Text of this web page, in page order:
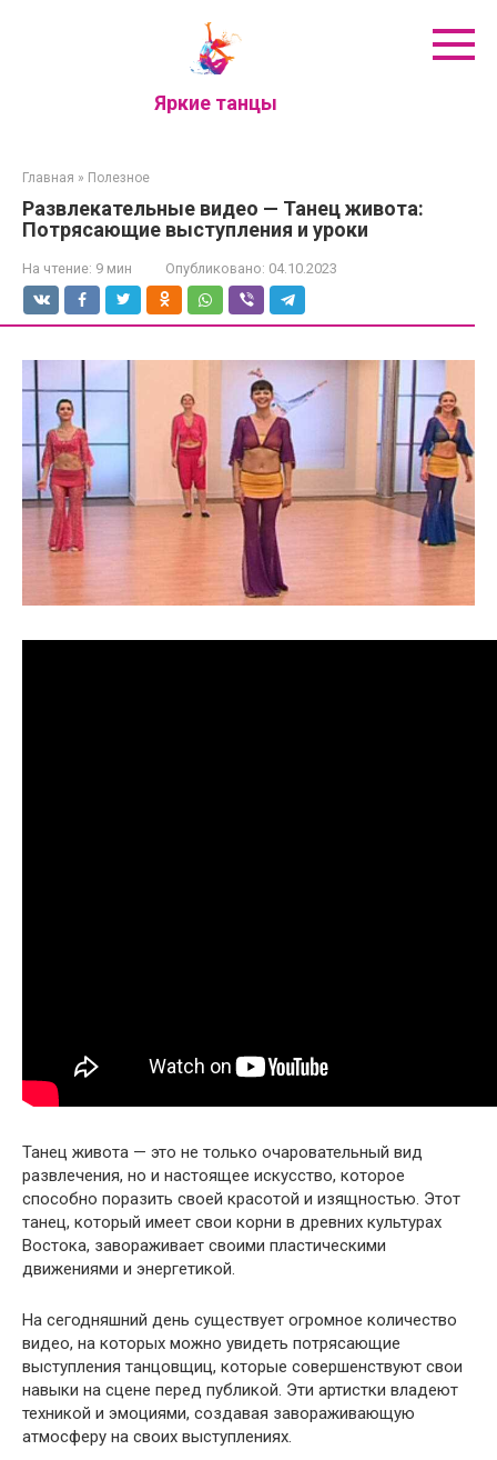
Яркие танцы
Главная » Полезное
Развлекательные видео — Танец живота:
Потрясающие выступления и уроки
На чтение: 9 мин Опубликовано: 04.10.2023
Танец живота — это не только очаровательный вид
развлечения, но и настоящее искусство, которое
способно поразить своей красотой и изящностью. Этот
танец, который имеет свои корни в древних культурах
Востока, завораживает своими пластическими
движениями и энергетикой.
На сегодняшний день существует огромное количество
видео, на которых можно увидеть потрясающие
выступления танцовщиц, которые совершенствуют свои
навыки на сцене перед публикой. Эти артистки владеют
техникой и эмоциями, создавая завораживающую
атмосферу на своих выступлениях.